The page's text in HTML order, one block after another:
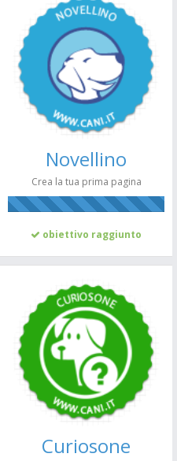
Novellino
Crea la tua prima pagina
obiettivo raggiunto
Curiosone